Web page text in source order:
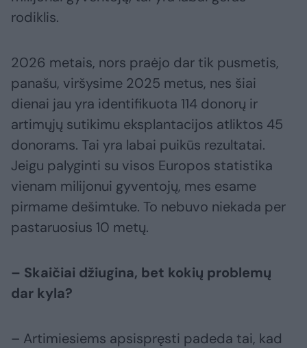
rodiklis.
2026 metais, nors praėjo dar tik pusmetis,
panašu, viršysime 2025 metus, nes šiai
dienai jau yra identifikuota 114 donorų ir
artimųjų sutikimu eksplantacijos atliktos 45
donorams. Tai yra labai puikūs rezultatai.
Jeigu palyginti su visos Europos statistika
vienam milijonui gyventojų, mes esame
pirmame dešimtuke. To nebuvo niekada per
pastaruosius 10 metų.
– Skaičiai džiugina, bet kokių problemų
dar kyla?
– Artimiesiems apsispręsti padeda tai, kad